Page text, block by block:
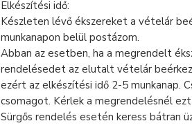
Elkészítési idő:
Készleten lévő ékszereket a vételár
munkanapon belül postázom.
Abban az esetben, ha a megrendelt
rendelésedet az elutalt vételár
ezért az elkészítési idő 2-5 munkanap.
csomagot. Kérlek a megrendelésnél
Sürgős rendelés esetén keress bátran